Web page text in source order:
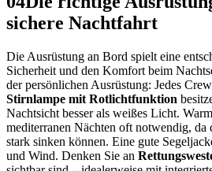
sichere Nachtfahrt
Die Ausrüstung an Bord spielt eine
Sicherheit und den Komfort beim
der persönlichen Ausrüstung: Jedes
Stirnlampe mit Rotlichtfunktion
Nachtsicht besser als weißes Licht.
mediterranen Nächten oft notwendig, da
stark sinken können. Eine gute
und Wind. Denken Sie an